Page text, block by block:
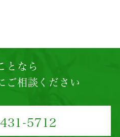
となら
ご相談ください
5712